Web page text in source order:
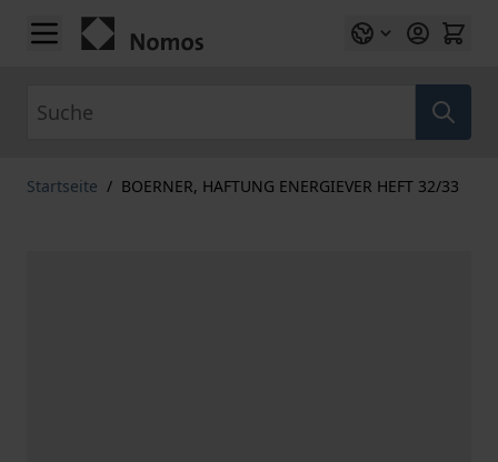
Zum Inhalt springen
Startseite / BOERNER, HAFTUNG ENERGIEVER HEFT 32/33